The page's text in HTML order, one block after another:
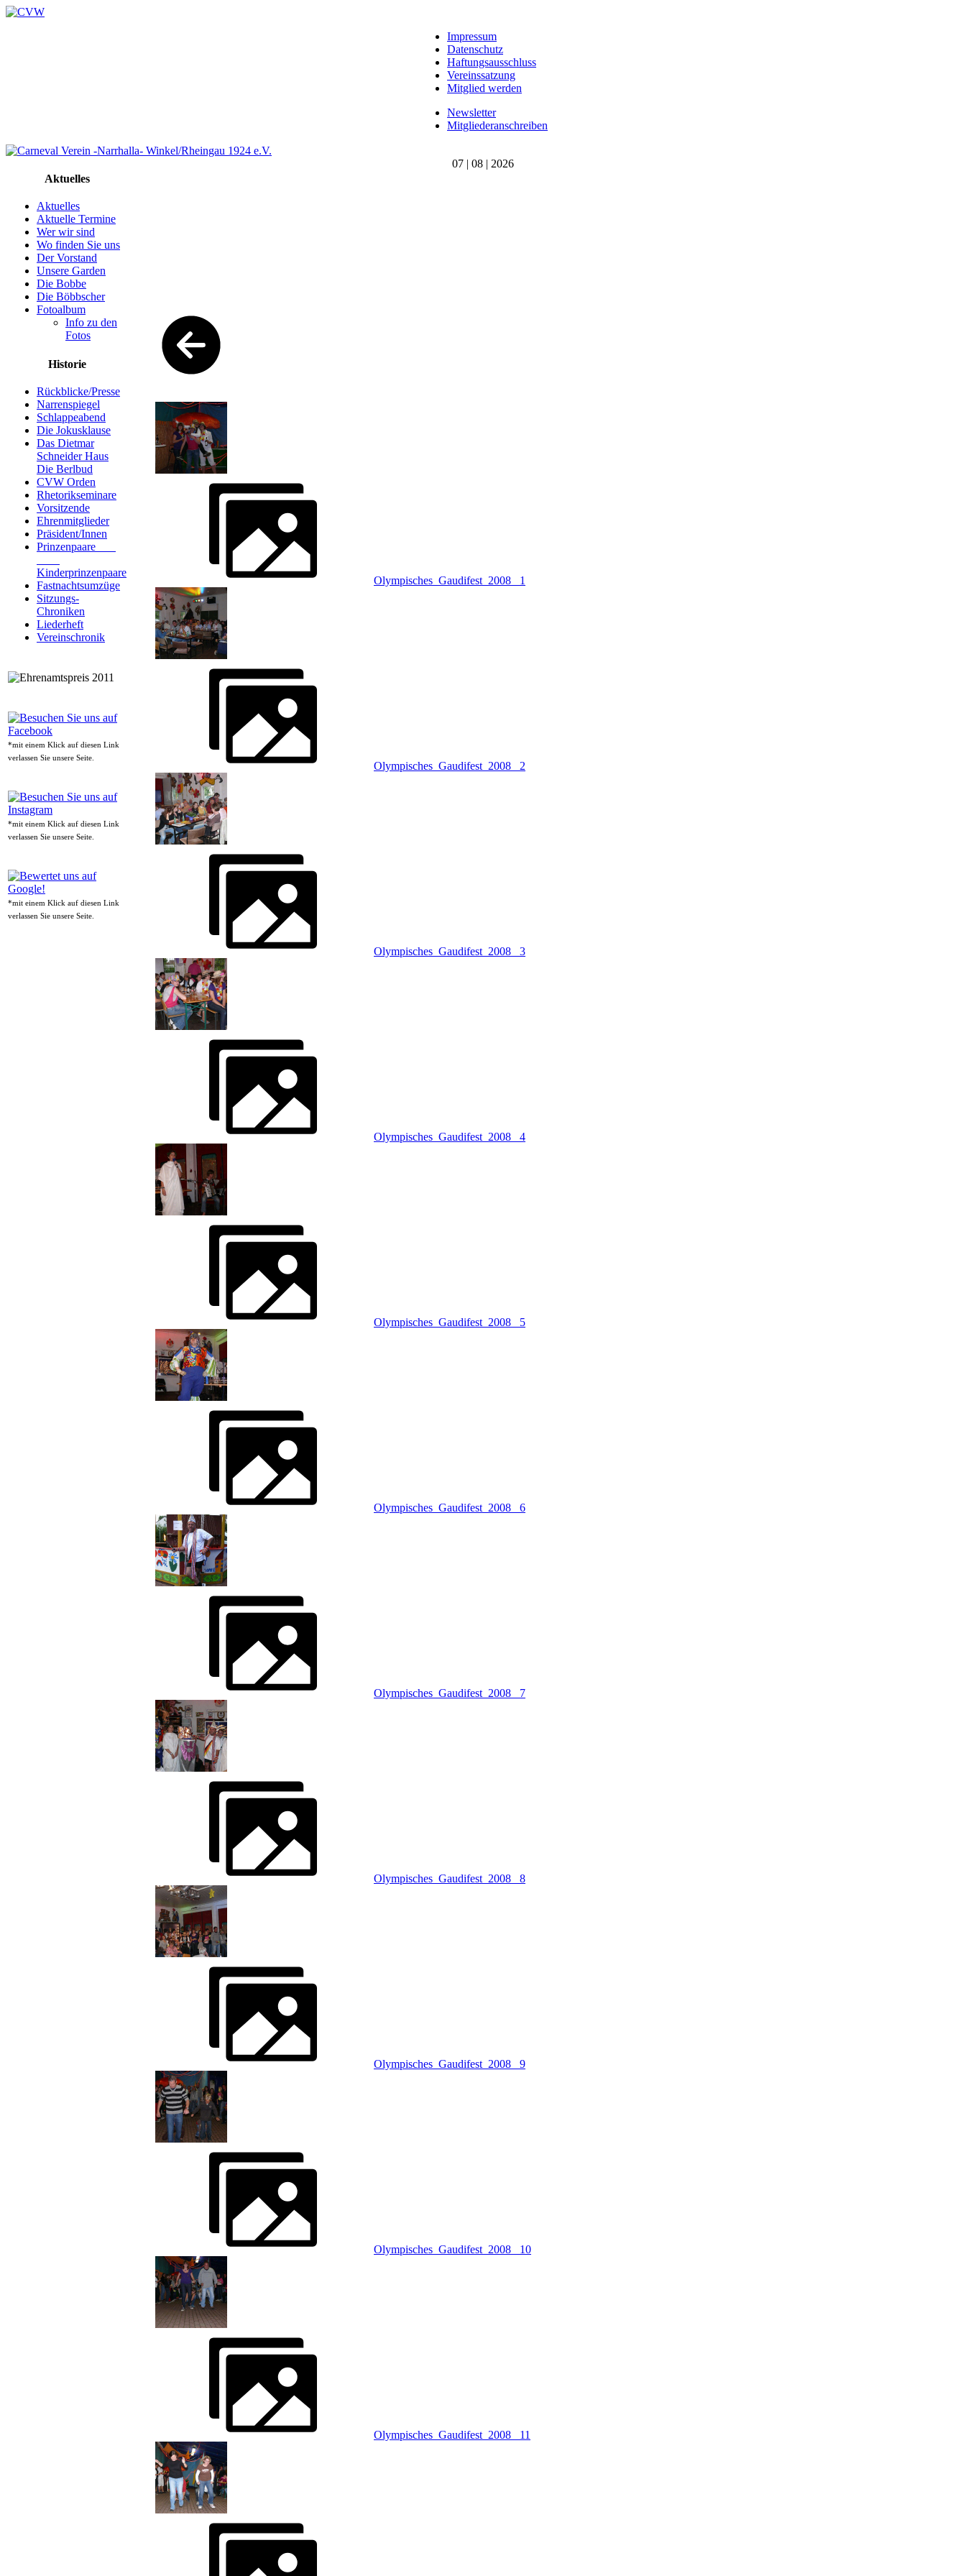
Impressum
Datenschutz
Haftungsausschluss
Vereinssatzung
Mitglied werden
Newsletter
Mitgliederanschreiben
07 | 08 | 2026
Aktuelles
Aktuelles
Aktuelle Termine
Wer wir sind
Wo finden Sie uns
Der Vorstand
Unsere Garden
Die Bobbe
Die Böbbscher
Fotoalbum
Info zu den
Fotos
Historie
Rückblicke/Presse
Narrenspiegel
Schlappeabend
Die Jokusklause
Das Dietmar
Schneider Haus
Die Berlbud
CVW Orden
Rhetorikseminare
Vorsitzende
Ehrenmitglieder
Präsident/Innen
Prinzenpaare
Kinderprinzenpaare
Fastnachtsumzüge
Sitzungs-
Chroniken
Liederheft
Vereinschronik
*mit einem Klick auf diesen Link
verlassen Sie unsere Seite.
*mit einem Klick auf diesen Link
verlassen Sie unsere Seite.
*mit einem Klick auf diesen Link
verlassen Sie unsere Seite.
Olympisches_Gaudifest_2008 _1
Olympisches_Gaudifest_2008 _2
Olympisches_Gaudifest_2008 _3
Olympisches_Gaudifest_2008 _4
Olympisches_Gaudifest_2008 _5
Olympisches_Gaudifest_2008 _6
Olympisches_Gaudifest_2008 _7
Olympisches_Gaudifest_2008 _8
Olympisches_Gaudifest_2008 _9
Olympisches_Gaudifest_2008 _10
Olympisches_Gaudifest_2008 _11